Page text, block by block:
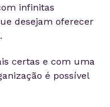
infinitas
desejam oferecer
certas e com uma
é possível